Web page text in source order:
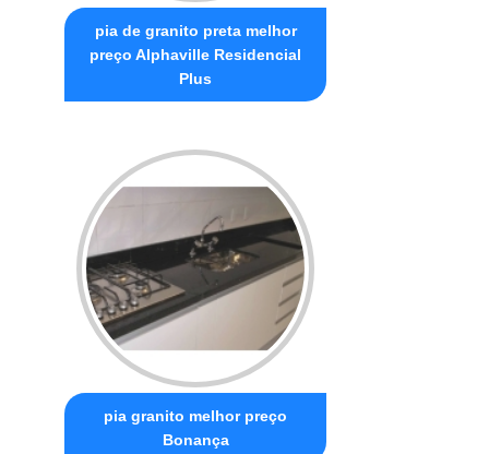
pia de granito preta melhor
preço Alphaville Residencial
Plus
pia granito melhor preço
Bonança